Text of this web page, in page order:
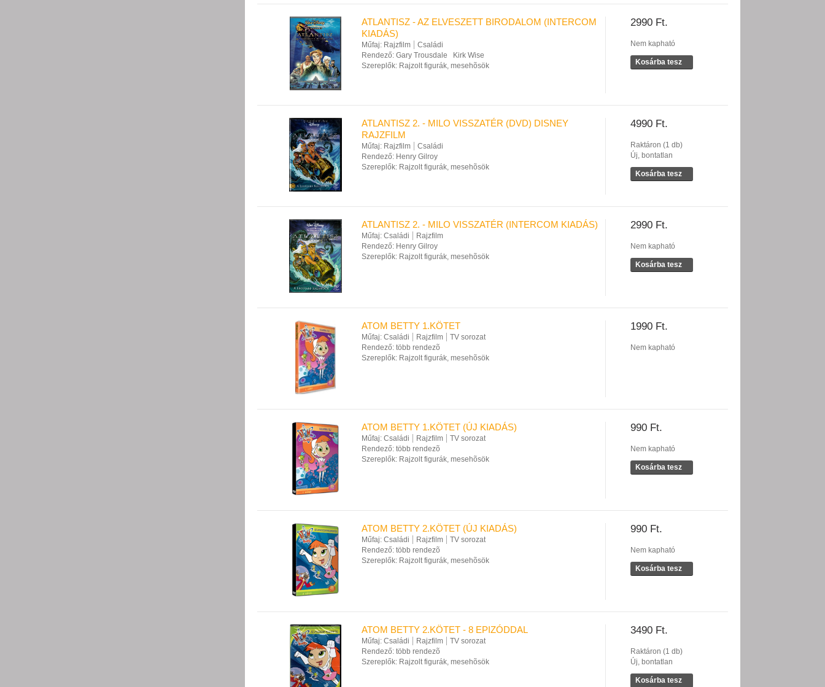
2990 Ft.
Nem kapható
Kosárba tesz
ATLANTISZ - AZ ELVESZETT BIRODALOM (INTERCOM
KIADÁS)
Műfaj: Rajzfilm
Családi
Rendező: Gary Trousdale
Kirk Wise
Szereplők: Rajzolt figurák, mesehõsök
4990 Ft.
Raktáron (1 db)
Új, bontatlan
Kosárba tesz
ATLANTISZ 2. - MILO VISSZATÉR (DVD) DISNEY
RAJZFILM
Műfaj: Rajzfilm
Családi
Rendező: Henry Gilroy
Szereplők: Rajzolt figurák, mesehõsök
2990 Ft.
Nem kapható
Kosárba tesz
ATLANTISZ 2. - MILO VISSZATÉR (INTERCOM KIADÁS)
Műfaj: Családi
Rajzfilm
Rendező: Henry Gilroy
Szereplők: Rajzolt figurák, mesehõsök
1990 Ft.
Nem kapható
ATOM BETTY 1.KÖTET
Műfaj: Családi Rajzfilm
TV sorozat
Rendező: több rendezõ
Szereplők: Rajzolt figurák, mesehõsök
990 Ft.
Nem kapható
Kosárba tesz
ATOM BETTY 1.KÖTET (ÚJ KIADÁS)
Műfaj: Családi Rajzfilm
TV sorozat
Rendező: több rendezõ
Szereplők: Rajzolt figurák, mesehõsök
990 Ft.
Nem kapható
Kosárba tesz
ATOM BETTY 2.KÖTET (ÚJ KIADÁS)
Műfaj: Családi Rajzfilm
TV sorozat
Rendező: több rendezõ
Szereplők: Rajzolt figurák, mesehõsök
3490 Ft.
Raktáron (1 db)
Új, bontatlan
Kosárba tesz
ATOM BETTY 2.KÖTET - 8 EPIZÓDDAL
Műfaj: Családi Rajzfilm
TV sorozat
Rendező: több rendezõ
Szereplők: Rajzolt figurák, mesehõsök